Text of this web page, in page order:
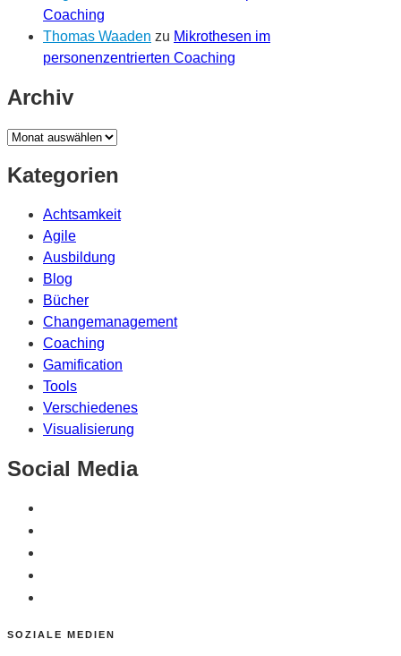
Coaching
Thomas Waaden zu Mikrothesen im
personenzentrierten Coaching
Archiv
Archiv
Kategorien
Achtsamkeit
Agile
Ausbildung
Blog
Bücher
Changemanagement
Coaching
Gamification
Tools
Verschiedenes
Visualisierung
Social Media
SOZIALE MEDIEN